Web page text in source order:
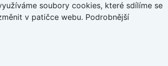
soubory cookies, které sdílíme se
v patičce webu. Podrobnější